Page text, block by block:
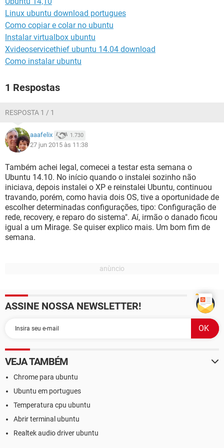
GUIA DE COMPRAS
Linux ubuntu download portugues
Como copiar e colar no ubuntu
Instalar virtualbox ubuntu
Xvideoservicethief ubuntu 14.04 download
Como instalar ubuntu
1 Respostas
RESPOSTA 1 / 1
aaafelix 1.730
27 jun 2015 às 11:38
Também achei legal, comecei a testar esta semana o
Ubuntu 14.10. No início quando o instalei sozinho não
iniciava, depois instalei o XP e reinstalei Ubuntu, continuou
travando, porém, como havia dois OS, tive a oportunidade de
escolher determinadas configurações, tipo: Configuração de
rede, recovery, e reparo do sistema". Aí, irmão o danado ficou
igual a um Mirage. Se quiser explico mais. Um bom fim de
semana.
ASSINE NOSSA NEWSLETTER!
VEJA TAMBÉM
Chrome para ubuntu
Ubuntu em portugues
Temperatura cpu ubuntu
Abrir terminal ubuntu
Realtek audio driver ubuntu